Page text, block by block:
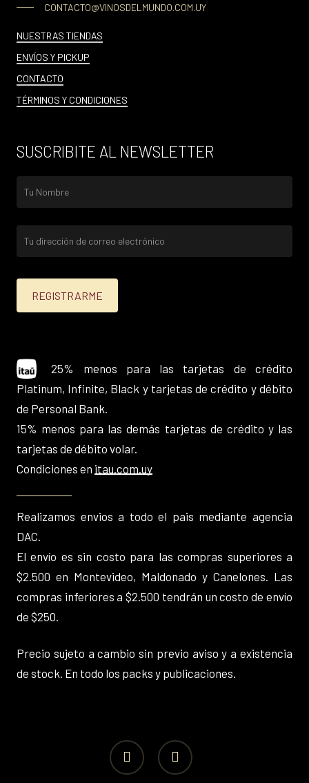
CONTACTO@VINOSDELMUNDO.COM.UY
NUESTRAS TIENDAS
ENVÍOS Y PICKUP
CONTACTO
TÉRMINOS Y CONDICIONES
SUSCRIBITE AL NEWSLETTER
25% menos para las tarjetas de crédito
Platinum, Infinite, Black y tarjetas de crédito y débito
de Personal Bank.
15% menos para las demás tarjetas de crédito y las
tarjetas de débito volar.
Condiciones en itau.com.uy
Realizamos envios a todo el pais mediante agencia
DAC.
El envío es sin costo para las compras superiores a
$2.500 en Montevideo, Maldonado y Canelones. Las
compras inferiores a $2.500 tendrán un costo de envío
de $250.
Precio sujeto a cambio sin previo aviso y a existencia
de stock. En todo los packs y publicaciones.
facebook instagram